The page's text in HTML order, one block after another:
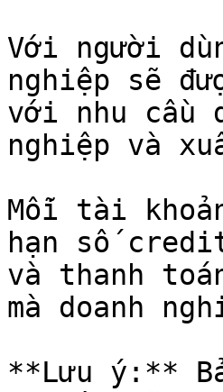
Với người
nghiệp sẽ
với nhu cầu
nghiệp và
Mỗi tài
hạn số
và thanh
mà doanh
**Lưu ý:**